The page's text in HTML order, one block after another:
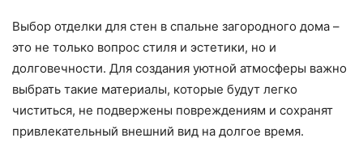
Выбор отделки для стен в спальне загородного дома –
это не только вопрос стиля и эстетики, но и
долговечности. Для создания уютной атмосферы важно
выбрать такие материалы, которые будут легко
чиститься, не подвержены повреждениям и сохранят
привлекательный внешний вид на долгое время.